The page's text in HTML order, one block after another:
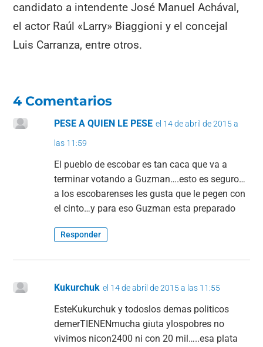
candidato a intendente José Manuel Achával,
el actor Raúl «Larry» Biaggioni y el concejal
Luis Carranza, entre otros.
4 Comentarios
PESE A QUIEN LE PESE el 14 de abril de 2015 a
las 11:59
El pueblo de escobar es tan caca que va a
terminar votando a Guzman….esto es seguro…
a los escobarenses les gusta que le pegen con
el cinto…y para eso Guzman esta preparado
Responder
Kukurchuk el 14 de abril de 2015 a las 11:55
EsteKukurchuk y todoslos demas politicos
demerTIENENmucha giuta ylospobres no
vivimos nicon2400 ni con 20 mil…..esa plata